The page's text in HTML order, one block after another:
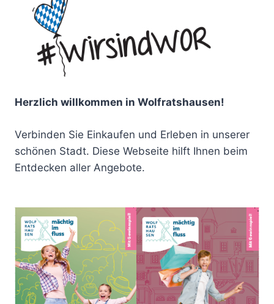
Herzlich willkommen in Wolfratshausen!
Verbinden Sie Einkaufen und Erleben in unserer
schönen Stadt. Diese Webseite hilft Ihnen beim
Entdecken aller Angebote.